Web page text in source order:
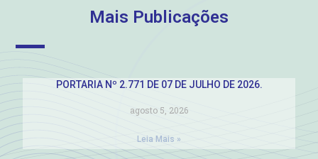
Mais Publicações
PORTARIA Nº 2.771 DE 07 DE JULHO DE 2026.
agosto 5, 2026
Leia Mais »